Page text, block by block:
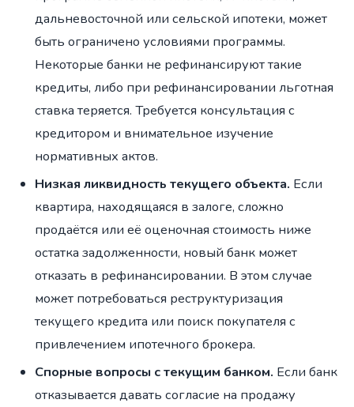
дальневосточной или сельской ипотеки, может
быть ограничено условиями программы.
Некоторые банки не рефинансируют такие
кредиты, либо при рефинансировании льготная
ставка теряется. Требуется консультация с
кредитором и внимательное изучение
нормативных актов.
Низкая ликвидность текущего объекта. Если
квартира, находящаяся в залоге, сложно
продаётся или её оценочная стоимость ниже
остатка задолженности, новый банк может
отказать в рефинансировании. В этом случае
может потребоваться реструктуризация
текущего кредита или поиск покупателя с
привлечением ипотечного брокера.
Спорные вопросы с текущим банком. Если банк
отказывается давать согласие на продажу